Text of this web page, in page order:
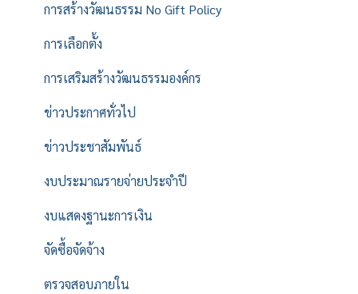
การสร้างวัฒนธรรม No Gift Policy
การเลือกตั้ง
การเสริมสร้างวัฒนธรรมองค์กร
ข่าวประกาศทั่วไป
ข่าวประชาสัมพันธ์
งบประมาณรายจ่ายประจำปี
งบแสดงฐานะการเงิน
จัดซื้อจัดจ้าง
ตรวจสอบภายใน